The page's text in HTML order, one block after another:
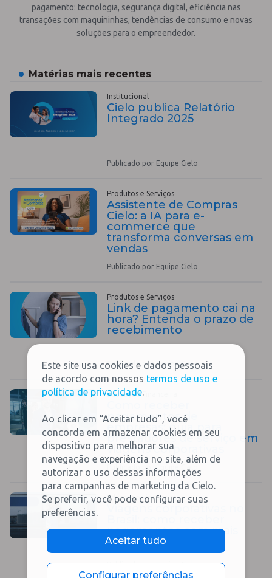
pagamento: tecnologia, segurança digital, eficiência nas
transações com maquininhas, tendências de consumo e novas
soluções para o empreendedor.
Matérias mais recentes
Institucional
Cielo publica Relatório
Integrado 2025
Publicado por Equipe Cielo
Produtos e Serviços
Assistente de Compras
Cielo: a IA para e-
commerce que
transforma conversas em
vendas
Publicado por Equipe Cielo
Produtos e Serviços
Link de pagamento cai na
hora? Entenda o prazo de
recebimento
Publicado por Equipe Cielo
Educação Financeira
pagamentos de
empresas: guia para
prestadores de serviço em
viagens corporativas
Publicado por Equipe Cielo
Educação Financeira
Viagens corporativas no
pagamentos com mais
controle e eficiência
Publicado por Equipe Cielo
Este site usa cookies e dados pessoais
de acordo com nossos termos de uso e
política de privacidade.
Ao clicar em “Aceitar tudo”, você
concorda em armazenar cookies em seu
dispositivo para melhorar sua
navegação e experiência no site, além de
autorizar o uso dessas informações
para campanhas de marketing da Cielo.
Se preferir, você pode configurar suas
preferências.
Aceitar tudo
Configurar preferências